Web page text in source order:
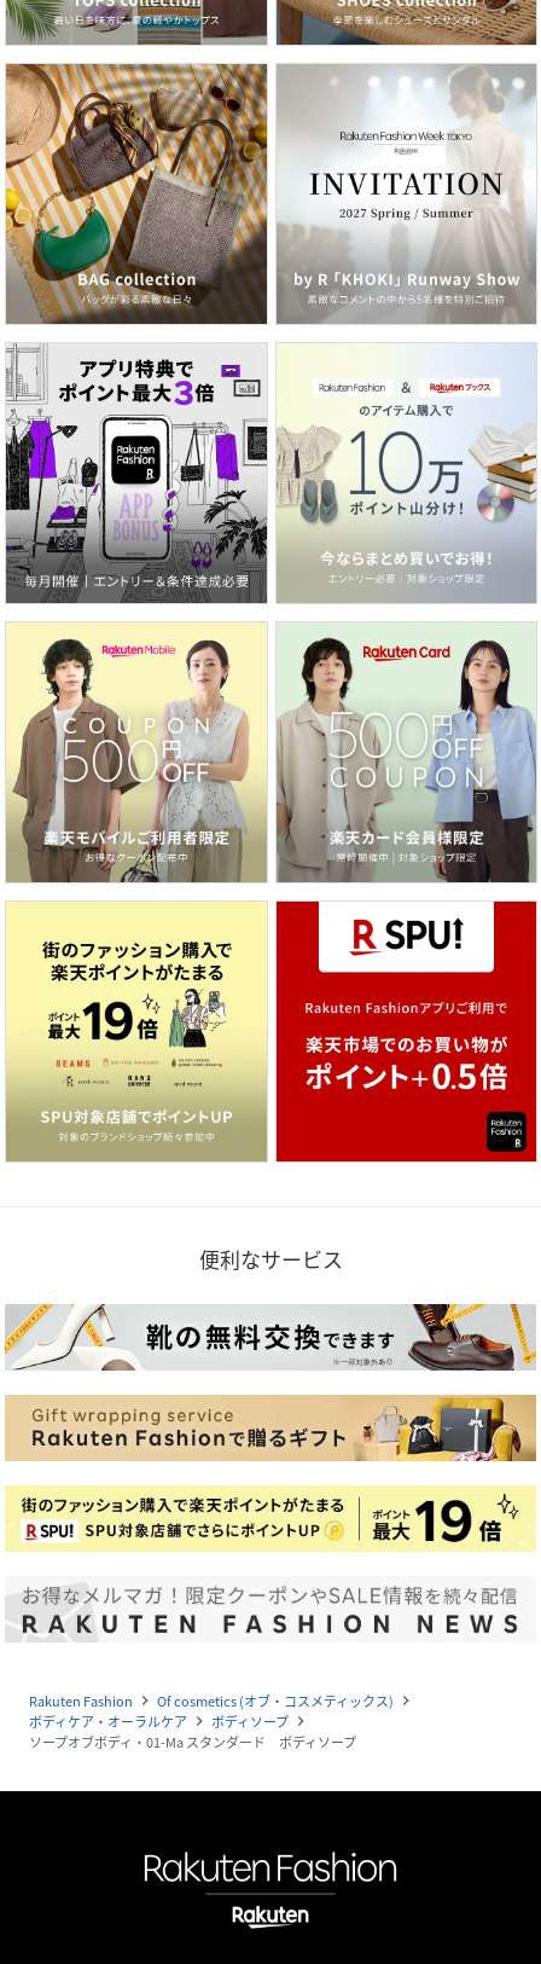
便利なサービス
Rakuten Fashion navigate_next Of cosmetics (オブ・コスメティックス) navigate_next
ボディケア・オーラルケア navigate_next ボディソープ navigate_next
ソープオブボディ・01-Ma スタンダード ボディソープ